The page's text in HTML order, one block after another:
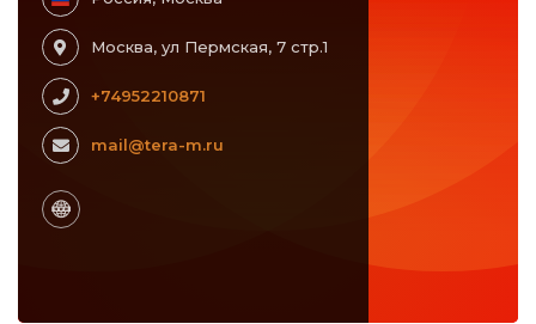
Москва, ул Пермская, 7 стр.1
+74952210871
mail@tera-m.ru